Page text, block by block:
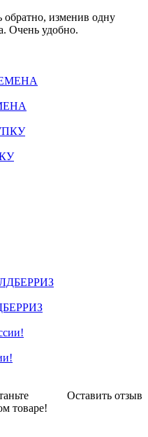
обратно, изменив одну
Очень удобно.
Оставить отзыв
товаре!